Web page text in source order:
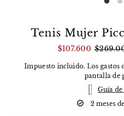
Tenis Mujer
$107.600
Impuesto incluido. Los gastos
pantalla de
Guía
2 meses